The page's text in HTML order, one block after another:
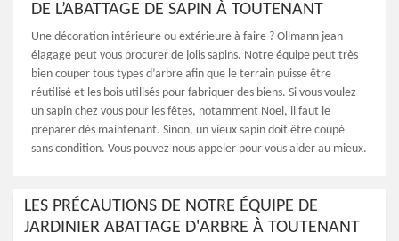
DE L’ABATTAGE DE SAPIN À TOUTENANT
Une décoration intérieure ou extérieure à faire ? Ollmann jean
élagage peut vous procurer de jolis sapins. Notre équipe peut très
bien couper tous types d’arbre afin que le terrain puisse être
réutilisé et les bois utilisés pour fabriquer des biens. Si vous voulez
un sapin chez vous pour les fêtes, notamment Noel, il faut le
préparer dès maintenant. Sinon, un vieux sapin doit être coupé
sans condition. Vous pouvez nous appeler pour vous aider au mieux.
LES PRÉCAUTIONS DE NOTRE ÉQUIPE DE
JARDINIER ABATTAGE D'ARBRE À TOUTENANT